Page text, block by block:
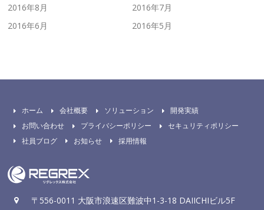
2016年8月
2016年7月
2016年6月
2016年5月
ホーム 会社概要 ソリューション
開発実績
お問い合わせ
プライバシーポリシー
セキュリティポリシー
社員ブログ
お知らせ 採用情報
〒556-0011 大阪市浪速区難波中1-3-18 DAIICHIビル5F